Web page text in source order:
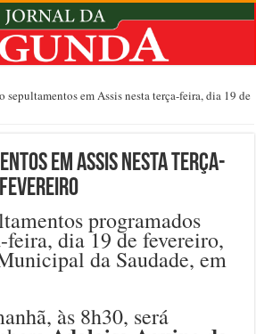
sepultamentos em Assis nesta terça-feira, dia 19 de
em Assis nesta terça-
programados
feira, dia 19 de fevereiro,
da Saudade, em
às 8h30, será